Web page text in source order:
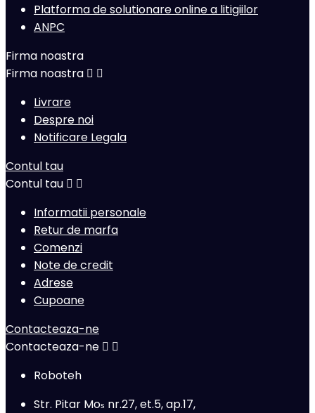
Platforma de solutionare online a litigiilor
ANPC
Firma noastra
Firma noastra  
Livrare
Despre noi
Notificare Legala
Contul tau
Contul tau  
Informatii personale
Retur de marfa
Comenzi
Note de credit
Adrese
Cupoane
Contacteaza-ne
Contacteaza-ne  
Roboteh
Str. Pitar Mos nr.27, et.5, ap.17,